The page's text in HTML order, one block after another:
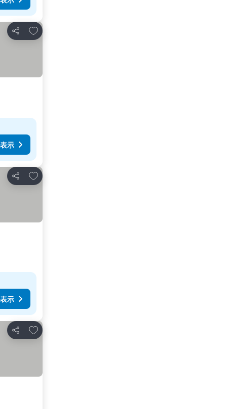
シェア
お気に入りに追加
示
シェア
お気に入りに追加
示
シェア
お気に入りに追加